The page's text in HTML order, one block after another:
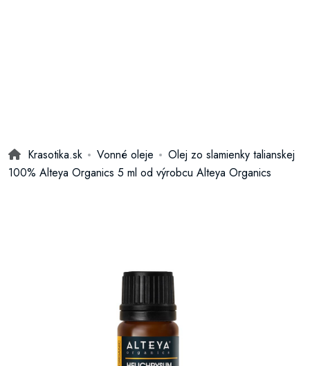
Krasotika.sk Vonné oleje
Olej zo slamienky talianskej
100% Alteya Organics 5 ml od výrobcu Alteya Organics